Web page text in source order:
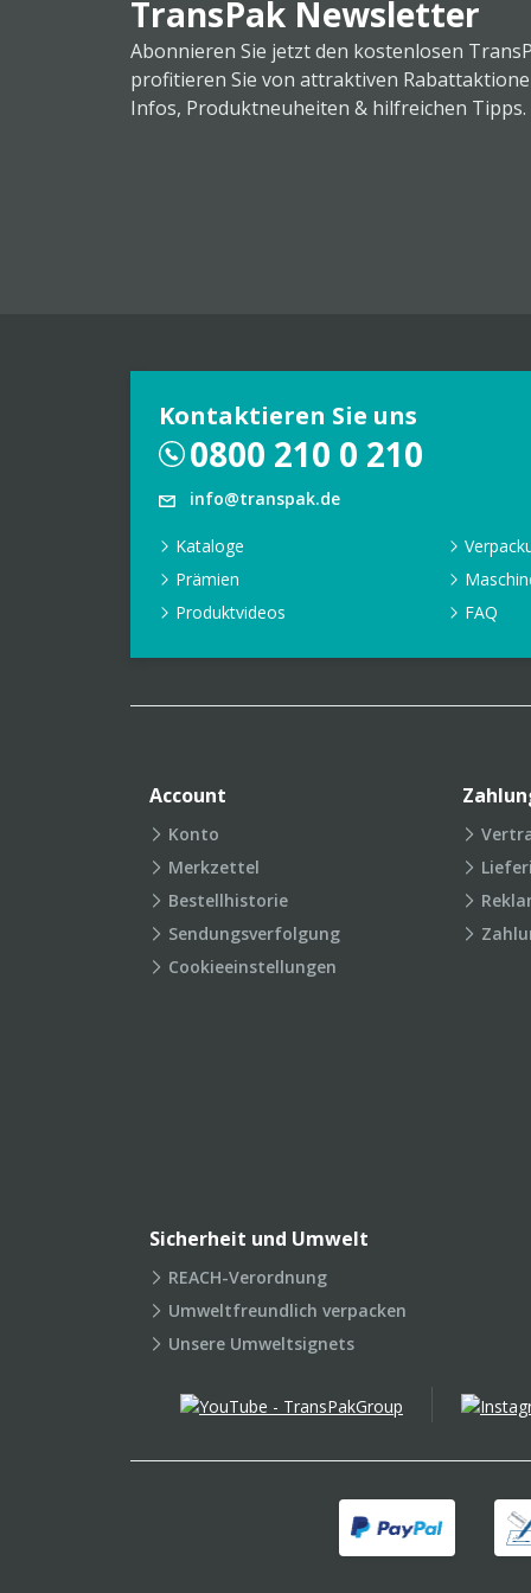
TransPak Newsletter
Abonnieren Sie jetzt den kostenlosen
profitieren Sie von attraktiven
Infos, Produktneuheiten & hilfreichen Tipps.
Kontaktieren Sie uns
0800 210 0 210
info@transpak.de
Kataloge
Prämien
Produktvideos
FAQ
Account
Konto
Merkzettel
Bestellhistorie
Sendungsverfolgung
Cookieeinstellungen
Sicherheit und Umwelt
REACH-Verordnung
Umweltfreundlich verpacken
Unsere Umweltsignets